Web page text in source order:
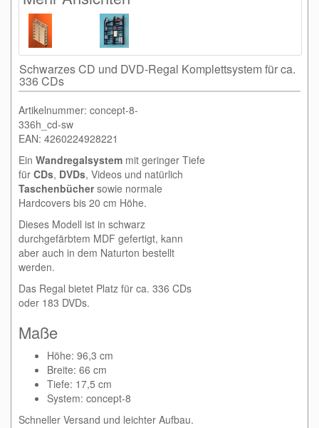
Schwarzes CD und DVD-Regal Komplettsystem für ca.
336 CDs
Artikelnummer: concept-8-
336h_cd-sw
EAN: 4260224928221
Ein Wandregalsystem mit geringer Tiefe
für CDs, DVDs, Videos und natürlich
Taschenbüchersowie normale
Hardcovers bis 20 cm Höhe.
Dieses Modell ist in schwarz
durchgefärbtem MDF gefertigt, kann
aber auch in dem Naturton bestellt
werden.
Das Regal bietet Platz für ca. 336 CDs
oder 183 DVDs.
Maße
Höhe: 96,3 cm
Breite: 66 cm
Tiefe: 17,5 cm
System: concept-8
Schneller Versand und leichter Aufbau.